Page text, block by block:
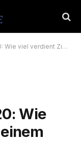
Zion in einem Jahr?
Wie